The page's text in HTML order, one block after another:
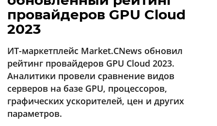
Аналитика
Конференции
ТВ
Об
издании
Реклама
Max
Telegram
провайдеров GPU Cloud
2023
ИТ-маркетплейс Market.CNews обновил
рейтинг провайдеров GPU Cloud 2023.
Аналитики провели сравнение видов
серверов на базе GPU, процессоров,
графических ускорителей, цен и других
параметров.